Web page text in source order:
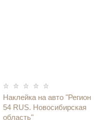
Наклейка на авто "Регион
54 RUS. Новосибирская
область"